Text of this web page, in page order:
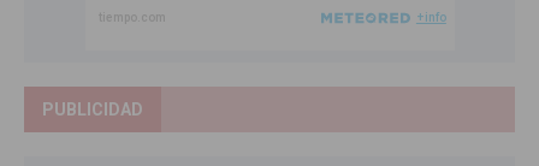
PUBLICIDAD